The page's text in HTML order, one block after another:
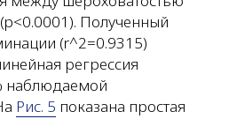
Полученный
(r^2=0.9315)
регрессия
наблюдаемой
Рис. 5 показана простая